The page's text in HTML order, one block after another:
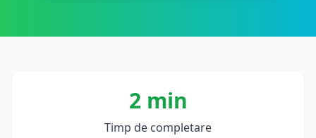
2 min
Timp de completare